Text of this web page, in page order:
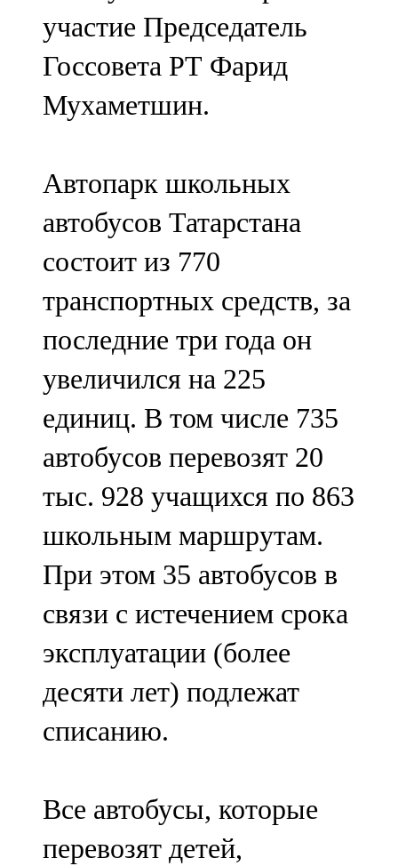
участие Председатель
Госсовета РТ Фарид
Мухаметшин.
Автопарк школьных
автобусов Татарстана
состоит из 770
транспортных средств, за
последние три года он
увеличился на 225
единиц. В том числе 735
автобусов перевозят 20
тыс. 928 учащихся по 863
школьным маршрутам.
При этом 35 автобусов в
связи с истечением срока
эксплуатации (более
десяти лет) подлежат
списанию.
Все автобусы, которые
перевозят детей,